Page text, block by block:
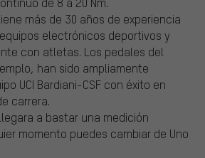
más de 30 años de experiencia
electrónicos deportivos y
con atletas. Los pedales del
han sido ampliamente
UCI Bardiani-CSF con éxito en
carrera.
a bastar una medición
momento puedes cambiar de Uno